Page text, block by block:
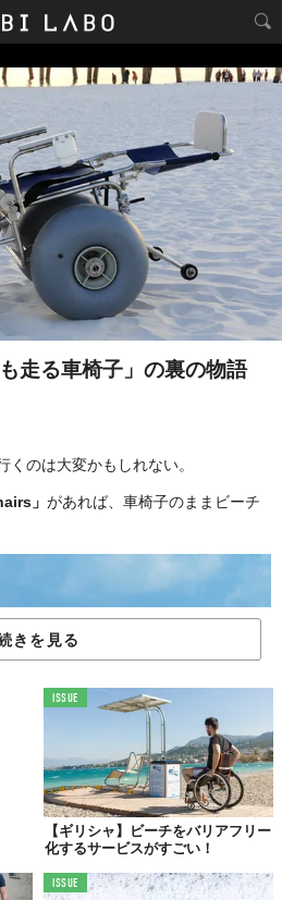
走る車椅子」の裏の物語
のは大変かもしれない。
」 があれば、車椅子のままビーチ
きを見る
ISSUE
【ギリシャ】ビーチをバリアフリー
化するサービスがすごい！
ISSUE